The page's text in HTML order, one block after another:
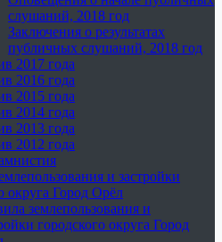
слушаний, 2018 год
Заключения о результатах
публичных слушаний, 2018 год
2017 года
2016 года
2015 года
2014 года
2013 года
2012 года
и застройки
округа Город Орёл
землепользования и
городского округа Город